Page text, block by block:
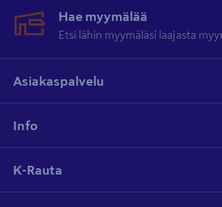
Hae myymälää
Etsi lähin myymäläsi laajasta
Asiakaspalvelu
Info
K-Rauta